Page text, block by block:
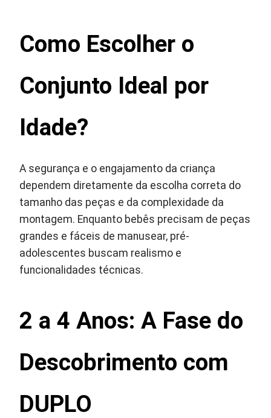
Como Escolher o
Conjunto Ideal por
Idade?
A segurança e o engajamento da criança
dependem diretamente da escolha correta do
tamanho das peças e da complexidade da
montagem. Enquanto bebês precisam de peças
grandes e fáceis de manusear, pré-
adolescentes buscam realismo e
funcionalidades técnicas.
2 a 4 Anos: A Fase do
Descobrimento com
DUPLO